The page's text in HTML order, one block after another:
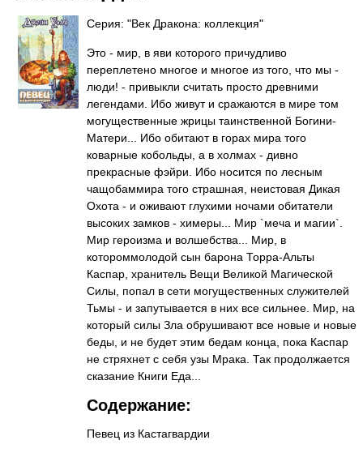
Серия: "Век Дракона: коллекция"
Это - мир, в яви которого причудливо
переплетено многое и многое из того, что мы -
люди! - привыкли считать просто древними
легендами. Ибо живут и сражаются в мире том
могущественные жрицы таинственной Богини-
Матери... Ибо обитают в горах мира того
коварные кобольды, а в холмах - дивно
прекрасные фэйри. Ибо носится по лесным
чащобаммира того страшная, неистовая Дикая
Охота - и оживают глухими ночами обитатели
высоких замков - химеры... Мир `меча и магии`.
Мир героизма и волшебства... Мир, в
котороммолодой сын барона Торра-Альты
Каспар, хранитель Вещи Великой Магической
Силы, попал в сети могущественных служителей
Тьмы - и запутывается в них все сильнее. Мир, на
который силы Зла обрушивают все новые и новые
беды, и не будет этим бедам конца, пока Каспар
не стряхнет с себя узы Мрака. Так продолжается
сказание Книги Еда...
Содержание:
Певец из Кастагвардии